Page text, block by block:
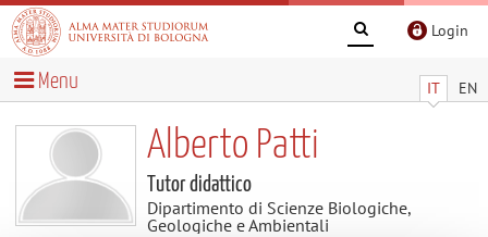
Login
IT EN
Menu
Alberto Patti
Tutor didattico
Dipartimento di Scienze Biologiche,
Geologiche e Ambientali